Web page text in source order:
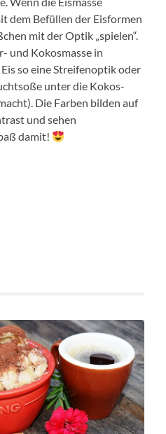
dem Befüllen der Eisformen
mit der Optik „spielen“.
und Kokosmasse in
so eine Streifenoptik oder
unter die Kokos-
Die Farben bilden auf
und sehen
damit!